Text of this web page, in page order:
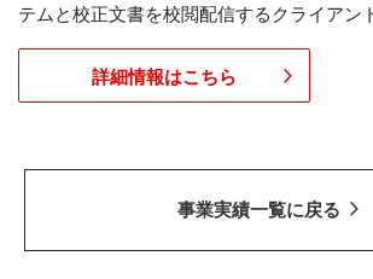
テムと校正文書を校閲配信するクライアン
詳細情報はこちら
事業実績一覧に戻る